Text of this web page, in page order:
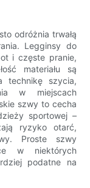
odróżnia trwałą
Legginsy do
i częste pranie,
materiału są
technikę szycia,
w miejscach
szwy to cecha
sportowej –
ryzyko otarć,
Proste szwy
w niektórych
podatne na